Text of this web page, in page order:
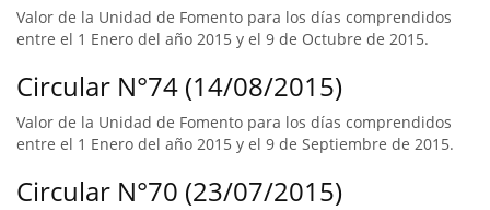
Valor de la Unidad de Fomento para los días comprendidos
entre el 1 Enero del año 2015 y el 9 de Octubre de 2015.
Circular N°74 (14/08/2015)
Valor de la Unidad de Fomento para los días comprendidos
entre el 1 Enero del año 2015 y el 9 de Septiembre de 2015.
Circular N°70 (23/07/2015)